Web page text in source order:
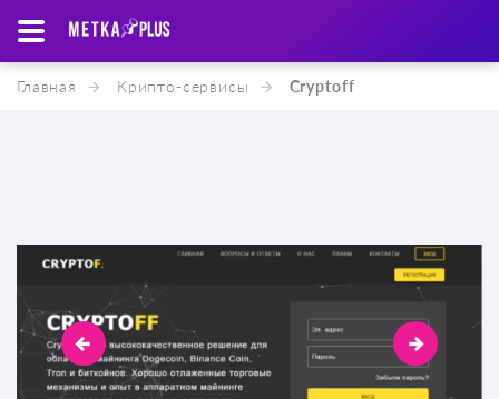
Главная Крипто-cервисы Cryptoff